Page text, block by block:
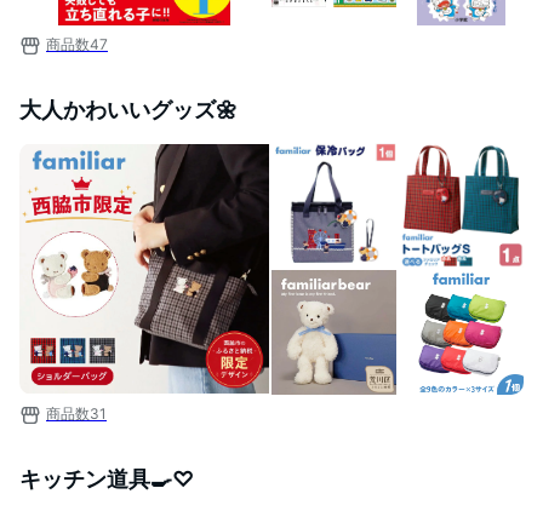
商品数47
大人かわいいグッズ🌼
商品数31
キッチン道具🍳♡